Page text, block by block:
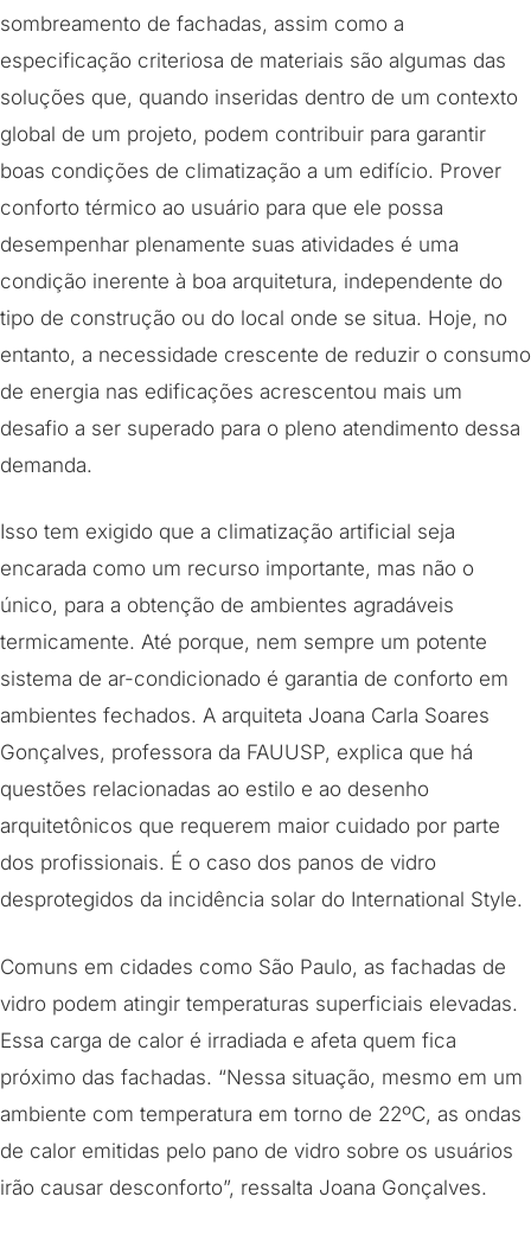
sombreamento de fachadas, assim como a
especificação criteriosa de materiais são algumas das
soluções que, quando inseridas dentro de um contexto
global de um projeto, podem contribuir para garantir
boas condições de climatização a um edifício. Prover
conforto térmico ao usuário para que ele possa
desempenhar plenamente suas atividades é uma
condição inerente à boa arquitetura, independente do
tipo de construção ou do local onde se situa. Hoje, no
entanto, a necessidade crescente de reduzir o consumo
de energia nas edificações acrescentou mais um
desafio a ser superado para o pleno atendimento dessa
demanda.
Isso tem exigido que a climatização artificial seja
encarada como um recurso importante, mas não o
único, para a obtenção de ambientes agradáveis
termicamente. Até porque, nem sempre um potente
sistema de ar-condicionado é garantia de conforto em
ambientes fechados. A arquiteta Joana Carla Soares
Gonçalves, professora da FAUUSP, explica que há
questões relacionadas ao estilo e ao desenho
arquitetônicos que requerem maior cuidado por parte
dos profissionais. É o caso dos panos de vidro
desprotegidos da incidência solar do International Style.
Comuns em cidades como São Paulo, as fachadas de
vidro podem atingir temperaturas superficiais elevadas.
Essa carga de calor é irradiada e afeta quem fica
próximo das fachadas. “Nessa situação, mesmo em um
ambiente com temperatura em torno de 22ºC, as ondas
de calor emitidas pelo pano de vidro sobre os usuários
irão causar desconforto”, ressalta Joana Gonçalves.